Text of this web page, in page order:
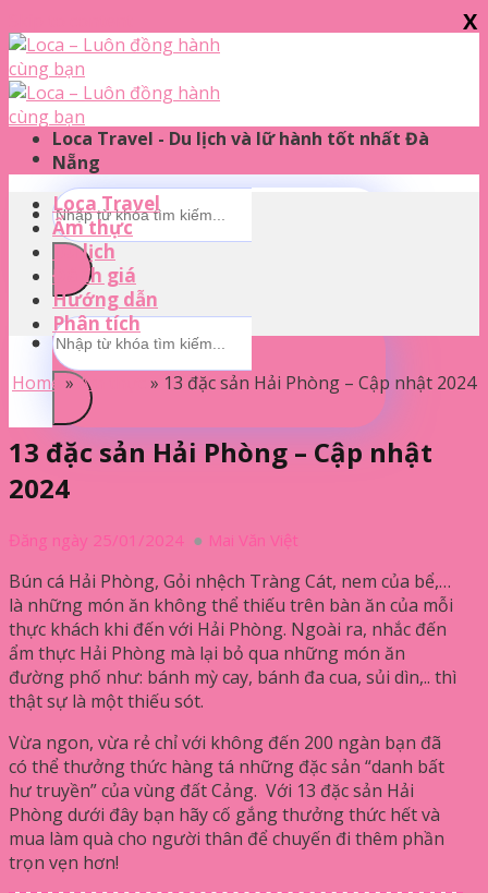
Loca Travel - Du lịch và lữ hành tốt nhất Đà
Nẵng
Loca Travel
Ẩm thực
Du lịch
Đánh giá
Hướng dẫn
Phân tích
Home »Ẩm thực » 13 đặc sản Hải Phòng – Cập nhật 2024
13 đặc sản Hải Phòng – Cập nhật
2024
Đăng ngày 25/01/2024 Mai Văn Việt
Bún cá Hải Phòng, Gỏi nhệch Tràng Cát, nem của bể,…
là những món ăn không thể thiếu trên bàn ăn của mỗi
thực khách khi đến với Hải Phòng. Ngoài ra, nhắc đến
ẩm thực Hải Phòng mà lại bỏ qua những món ăn
đường phố như: bánh mỳ cay, bánh đa cua, sủi dìn,.. thì
thật sự là một thiếu sót.
Vừa ngon, vừa rẻ chỉ với không đến 200 ngàn bạn đã
có thể thưởng thức hàng tá những đặc sản “danh bất
hư truyền” của vùng đất Cảng. Với 13 đặc sản Hải
Phòng dưới đây bạn hãy cố gắng thưởng thức hết và
mua làm quà cho người thân để chuyến đi thêm phần
trọn vẹn hơn!
X